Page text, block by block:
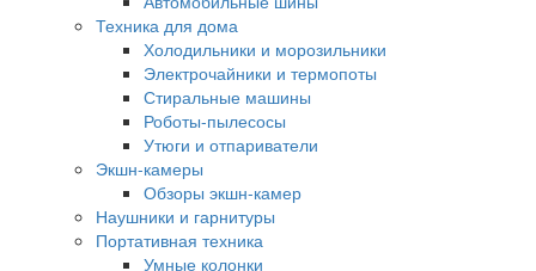
Техника для дома
Холодильники и морозильники
Электрочайники и термопоты
Стиральные машины
Роботы-пылесосы
Утюги и отпариватели
Экшн-камеры
Обзоры экшн-камер
Наушники и гарнитуры
Портативная техника
Умные колонки